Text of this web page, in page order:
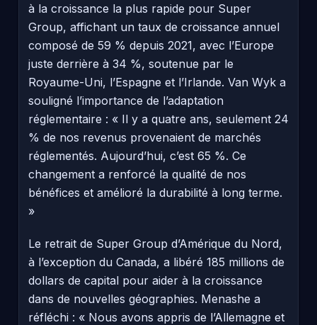
à la croissance la plus rapide pour Super
Group, affichant un taux de croissance annuel
composé de 59 % depuis 2021, avec l’Europe
juste derrière à 34 %, soutenue par le
Royaume-Uni, l’Espagne et l’Irlande. Van Wyk a
souligné l’importance de l’adaptation
réglementaire : « Il y a quatre ans, seulement 24
% de nos revenus provenaient de marchés
réglementés. Aujourd’hui, c’est 65 %. Ce
changement a renforcé la qualité de nos
bénéfices et amélioré la durabilité à long terme.
»
Le retrait de Super Group d’Amérique du Nord,
à l’exception du Canada, a libéré 185 millions de
dollars de capital pour aider à la croissance
dans de nouvelles géographies. Menashe a
réfléchi : « Nous avons appris de l’Allemagne et